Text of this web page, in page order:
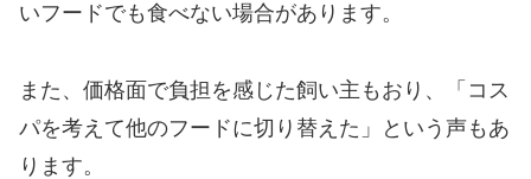
いフードでも食べない場合があります。
また、価格面で負担を感じた飼い主もおり、「コス
パを考えて他のフードに切り替えた」という声もあ
ります。